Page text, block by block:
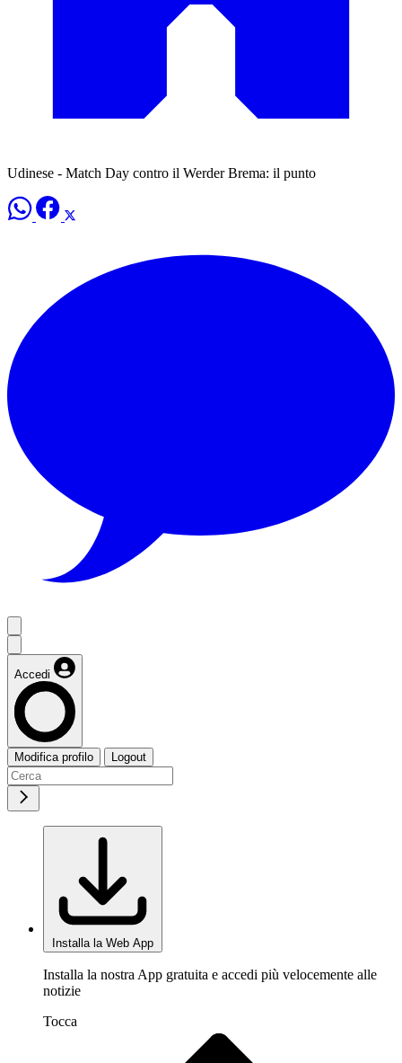
Udinese - Match Day contro il Werder Brema: il punto
Accedi
Modifica profilo Logout
Installa la Web App
Installa la nostra App gratuita e accedi più velocemente alle
notizie
Tocca